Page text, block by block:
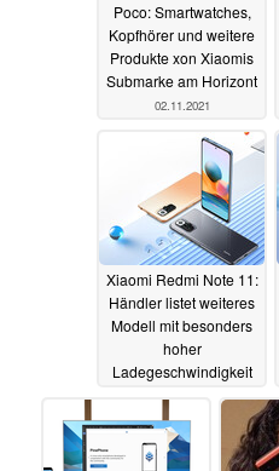
Poco: Smartwatches,
Kopfhörer und weitere
Produkte xon Xiaomis
Submarke am Horizont
02.11.2021
Xiaomi Redmi Note 11:
Händler listet weiteres
Modell mit besonders
hoher
Ladegeschwindigkeit
19.10.2021